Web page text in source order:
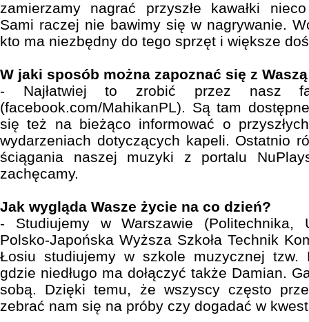
zamierzamy nagrać przyszłe kawałki
Sami raczej nie bawimy się w nagrywanie.
kto ma niezbędny do tego sprzęt i większe
W jaki sposób można zapoznać się z
- Najłatwiej to zrobić przez nasz
(facebook.com/MahikanPL). Są tam
się też na bieżąco informować o
wydarzeniach dotyczących kapeli. Ostatnio
ściągania naszej muzyki z portalu
zachęcamy.
Jak wygląda Wasze życie na co dzień?
- Studiujemy w Warszawie (Politechnika,
Polsko-Japońska Wyższa Szkoła Technik
Łosiu studiujemy w szkole muzycznej tzw.
gdzie niedługo ma dołączyć także Damian.
sobą. Dzięki temu, że wszyscy często
zebrać nam się na próby czy dogadać w